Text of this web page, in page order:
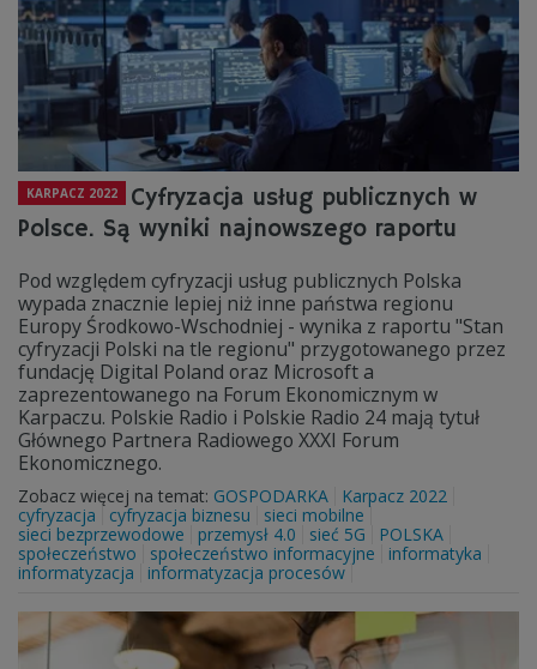
KARPACZ 2022
Cyfryzacja usług publicznych w
Polsce. Są wyniki najnowszego raportu
Pod względem cyfryzacji usług publicznych Polska
wypada znacznie lepiej niż inne państwa regionu
Europy Środkowo-Wschodniej - wynika z raportu "Stan
cyfryzacji Polski na tle regionu" przygotowanego przez
fundację Digital Poland oraz Microsoft a
zaprezentowanego na Forum Ekonomicznym w
Karpaczu. Polskie Radio i Polskie Radio 24 mają tytuł
Głównego Partnera Radiowego XXXI Forum
Ekonomicznego.
Zobacz więcej na temat: GOSPODARKA
Karpacz 2022
cyfryzacja
cyfryzacja biznesu
sieci mobilne
sieci bezprzewodowe
przemysł 4.0 sieć 5G
POLSKA
społeczeństwo
społeczeństwo informacyjne
informatyka
informatyzacja
informatyzacja procesów